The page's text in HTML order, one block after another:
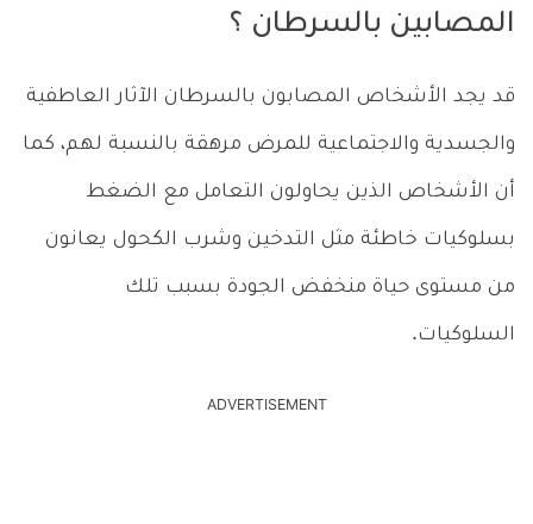
المصابين بالسرطان ؟
قد يجد الأشخاص المصابون بالسرطان الآثار العاطفية
والجسدية والاجتماعية للمرض مرهقة بالنسبة لهم، كما
أن الأشخاص الذين يحاولون التعامل مع الضغط
بسلوكيات خاطئة مثل التدخين وشرب الكحول يعانون
من مستوى حياة منخفض الجودة بسبب تلك
السلوكيات.
ADVERTISEMENT